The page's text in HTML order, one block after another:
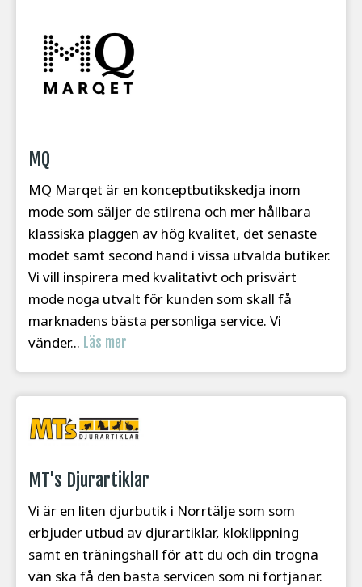
MQ
MQ Marqet är en konceptbutikskedja inom
mode som säljer de stilrena och mer hållbara
klassiska plaggen av hög kvalitet, det senaste
modet samt second hand i vissa utvalda butiker.
Vi vill inspirera med kvalitativt och prisvärt
mode noga utvalt för kunden som skall få
marknadens bästa personliga service. Vi
vänder... Läs mer
MT's Djurartiklar
Vi är en liten djurbutik i Norrtälje som som
erbjuder utbud av djurartiklar, kloklippning
samt en träningshall för att du och din trogna
vän ska få den bästa servicen som ni förtjänar.